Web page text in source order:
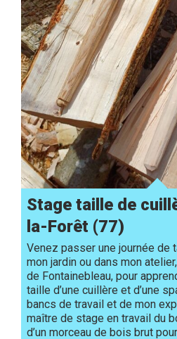
Stage taille de
la-Forêt (77)
Venez passer une journée de
mon jardin ou dans mon
de Fontainebleau, pour
taille d’une cuillère et d’une
bancs de travail et de mon
maître de stage en travail du
d’un morceau de bois brut